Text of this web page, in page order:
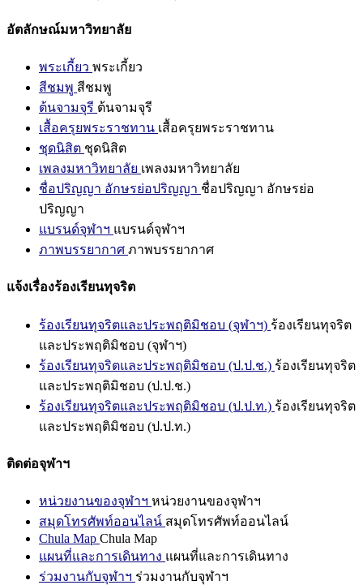
อัตลักษณ์มหาวิทยาลัย
พระเกี้ยว พระเกี้ยว
สีชมพู สีชมพู
ต้นจามจุรี ต้นจามจุรี
เสื้อครุยพระราชทาน เสื้อครุยพระราชทาน
ชุดนิสิต ชุดนิสิต
เพลงมหาวิทยาลัย เพลงมหาวิทยาลัย
ชื่อปริญญา อักษรย่อปริญญา ชื่อปริญญา อักษรย่อ
ปริญญา
แบรนด์จุฬาฯ แบรนด์จุฬาฯ
ภาพบรรยากาศ ภาพบรรยากาศ
แจ้งเรื่องร้องเรียนทุจริต
ร้องเรียนทุจริตและประพฤติมิชอบ (จุฬาฯ) ร้องเรียนทุจริต
และประพฤติมิชอบ (จุฬาฯ)
ร้องเรียนทุจริตและประพฤติมิชอบ (ป.ป.ช.) ร้องเรียนทุจริต
และประพฤติมิชอบ (ป.ป.ช.)
ร้องเรียนทุจริตและประพฤติมิชอบ (ป.ป.ท.) ร้องเรียนทุจริต
และประพฤติมิชอบ (ป.ป.ท.)
ติดต่อจุฬาฯ
หน่วยงานของจุฬาฯ หน่วยงานของจุฬาฯ
สมุดโทรศัพท์ออนไลน์ สมุดโทรศัพท์ออนไลน์
Chula Map Chula Map
แผนที่และการเดินทาง แผนที่และการเดินทาง
ร่วมงานกับจุฬาฯ ร่วมงานกับจุฬาฯ